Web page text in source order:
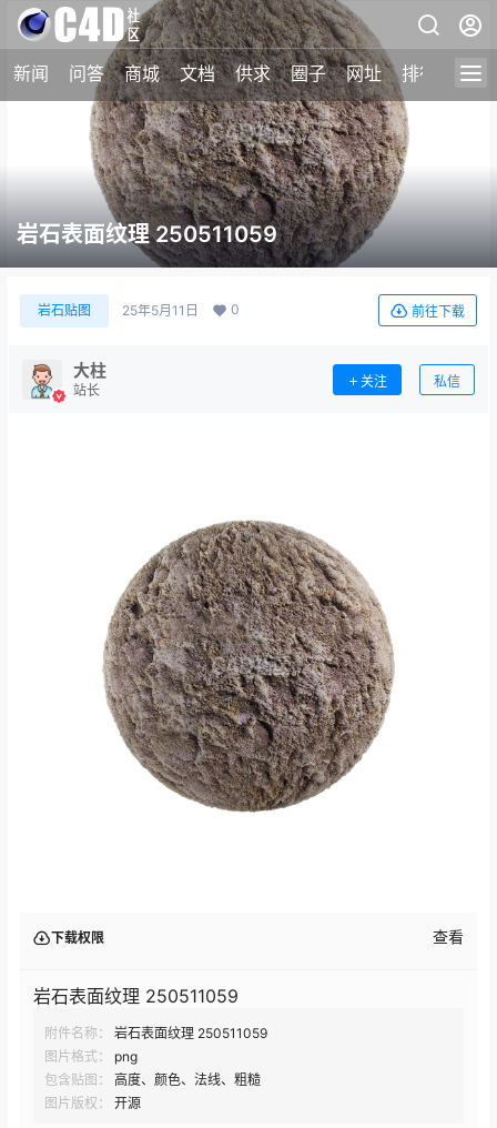
新闻 问答 商城 文档 供求 圈子 网址 排行榜
岩石表面纹理 250511059
岩石贴图 25年5月11日 0 前往下载
大柱
站长
关注 私信
下载权限 查看
岩石表面纹理 250511059
附件名称：
岩石表面纹理 250511059
图片格式：
png
包含贴图：
高度、颜色、法线、粗糙
图片版权：
开源